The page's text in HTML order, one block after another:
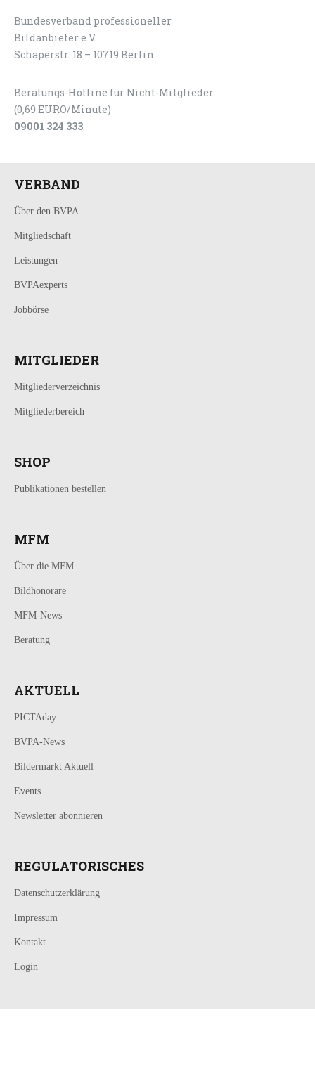
Bundesverband professioneller
Bildanbieter e.V.
Schaperstr. 18 – 10719 Berlin
Beratungs-Hotline für Nicht-Mitglieder
(0,69 EURO/Minute)
09001 324 333
VERBAND
Über den BVPA
Mitgliedschaft
Leistungen
BVPAexperts
Jobbörse
MITGLIEDER
Mitgliederverzeichnis
Mitgliederbereich
SHOP
Publikationen bestellen
MFM
Über die MFM
Bildhonorare
MFM-News
Beratung
AKTUELL
PICTAday
BVPA-News
Bildermarkt Aktuell
Events
Newsletter abonnieren
REGULATORISCHES
Datenschutzerklärung
Impressum
Kontakt
Login